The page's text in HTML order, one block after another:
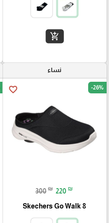
add_shopping_cart
نساء
favorite_border -26%
300 ₪ 220 ₪
Skechers Go Walk 8